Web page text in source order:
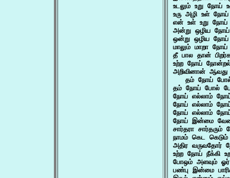
உடலும் உறு நோய்
உரு அழி உள்
என் உள் உறு நோய்
அன்று ஒழிய
ஒன்று ஒழிய
மாலும் மாறா
தீ பால தான்
உற்ற நோய் நோன்றல்
அறிவினான்
தம் நோய்
தம் நோய் போல்
நோய் எல்லாம்
நோய் எல்லாம்
நோய் எல்லாம்
நோய் இன்மை
சார்தரா
நாமம் கெட
அதிர வருவதோர்
உற்ற நோய் நீக்கி
போஒம் அளவும்
பண்பு இன்மை